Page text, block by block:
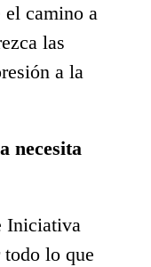
camino a
las
a la
necesita
Iniciativa
lo que